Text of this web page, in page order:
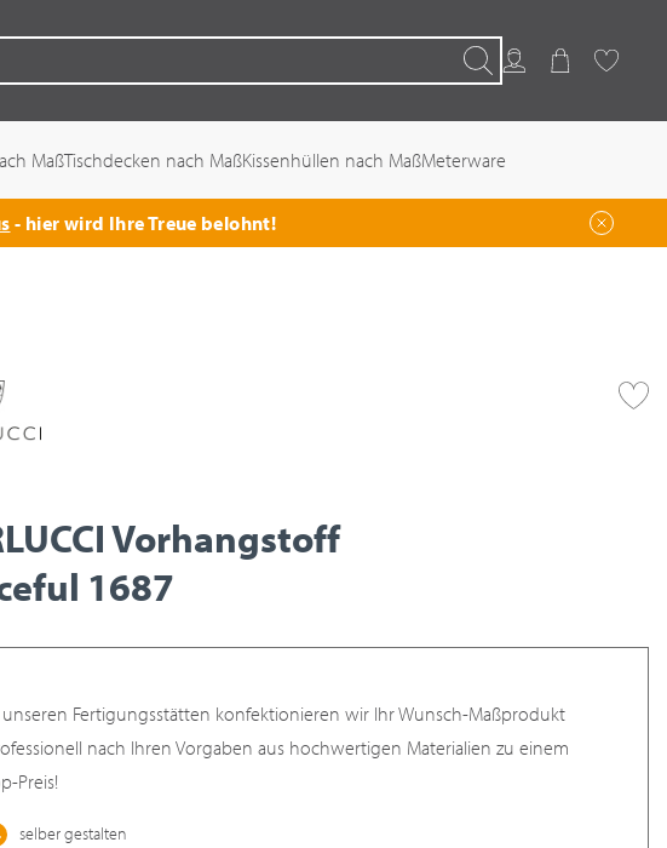
SuchenKundenkonto
WarenkorbFavoriten
MaßTischdecken nach MaßKissenhüllen nach MaßMeterware
- hier wird Ihre Treue belohnt!
Vorhangstoff
1687
unseren Fertigungsstätten konfektionieren wir Ihr Wunsch-Maßprodukt
nach Ihren Vorgaben aus hochwertigen Materialien zu einem
Preis!
selber gestalten